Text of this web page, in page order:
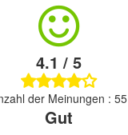
4.1 / 5
der Meinungen : 55
Gut